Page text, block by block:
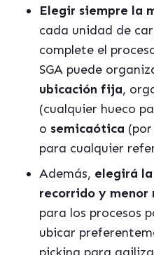
Elegir siempre la
cada unidad de
complete el
SGA puede
ubicación fija,
(cualquier hueco
o semicaótica
para cualquier
Además, elegirá
recorrido y menor
para los procesos
ubicar